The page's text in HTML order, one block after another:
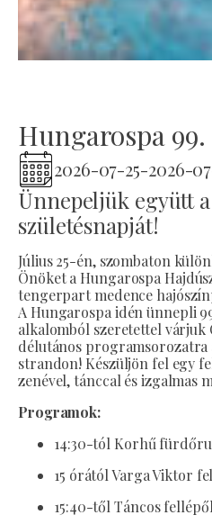
Hungarospa
2026-07-25-2026-
Ünnepeljük együtt
születésnapját!
Július 25-én, szombaton
Önöket a Hungarospa
tengerpart medence
A Hungarospa idén ünnepli
alkalomból szeretettel várjuk
délutános programsorozatra
strandon! Készüljön fel egy
zenével, tánccal és izgalmas
Programok:
14:30-tól Korhű
15 órától Varga Viktor
15:40-től Táncos